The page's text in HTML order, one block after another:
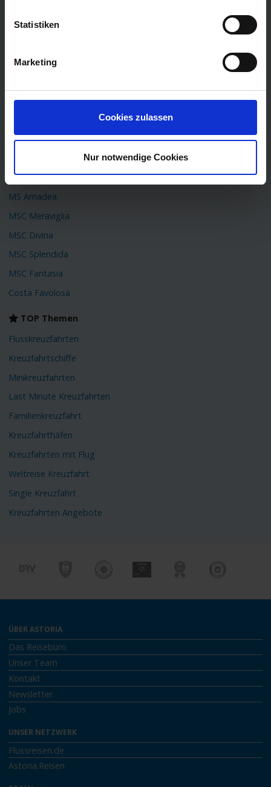
Statistiken
Marketing
Cookies zulassen
Nur notwendige Cookies
TOP Schiffe
AIDAperla
Mein Schiff 6
MS Amadea
MSC Meraviglia
MSC Divina
MSC Splendida
MSC Fantasia
Costa Favolosa
TOP Themen
Flusskreuzfahrten
Kreuzfahrtschiffe
Minikreuzfahrten
Last Minute Kreuzfahrten
Familienkreuzfahrt
Kreuzfahrthäfen
Kreuzfahrten mit Flug
Weltreise Kreuzfahrt
Single Kreuzfahrt
Kreuzfahrten Angebote
ÜBER ASTORIA
Das Reisebüro
Unser Team
Kontakt
Newsletter
Jobs
UNSER NETZWERK
Flussreisen.de
Astoria.Reisen